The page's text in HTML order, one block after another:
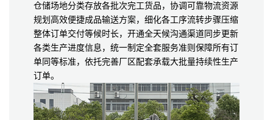
仓储场地分类存放各批次完工货品，协调可靠物流资源
规划高效便捷成品输送方案，细化各工序流转步骤压缩
整体订单交付等候时长，开通全天候沟通渠道同步更新
各类生产进度信息，统一制定全套服务准则保障所有订
单同等标准，依托完善厂区配套承载大批量持续性生产
订单。